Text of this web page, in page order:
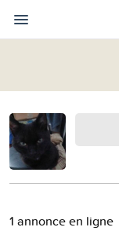
1 annonce en ligne